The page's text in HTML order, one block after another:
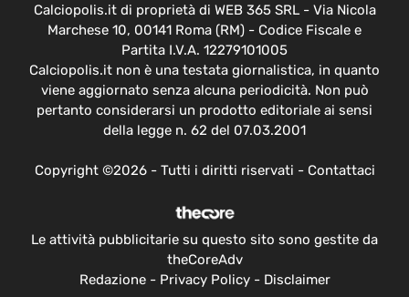
Calciopolis.it di proprietà di WEB 365 SRL - Via Nicola
Marchese 10, 00141 Roma (RM) - Codice Fiscale e
Partita I.V.A. 12279101005
Calciopolis.it non è una testata giornalistica, in quanto
viene aggiornato senza alcuna periodicità. Non può
pertanto considerarsi un prodotto editoriale ai sensi
della legge n. 62 del 07.03.2001
Copyright ©2026 - Tutti i diritti riservati - Contattaci
Le attività pubblicitarie su questo sito sono gestite da
theCoreAdv
Redazione- Privacy Policy- Disclaimer